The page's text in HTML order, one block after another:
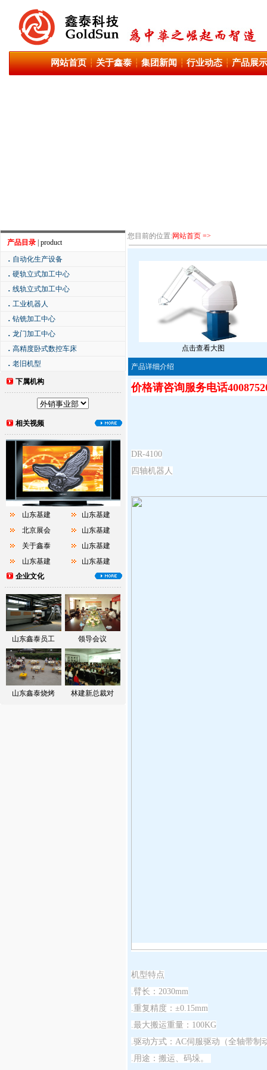
网站首页┆关于鑫泰┆集团新闻┆行业动态┆产品展
产品目录 | product
． 自动化生产设备
． 硬轨立式加工中心
． 线轨立式加工中心
． 工业机器人
． 钻铣加工中心
． 龙门加工中心
． 高精度卧式数控车床
． 老旧机型
下属机构
相关视频
山东基建
北京展会
关于鑫泰
山东基建
山东基建
山东基建
山东基建
山东基建
企业文化
山东鑫泰员工 领导会议
山东鑫泰烧烤 林建新总裁对
您目前的位置:网站首页 =>
点击查看大图
产品详细介绍
价格请咨询服务电话
DR-4100
四轴机器人
机型特点
.臂长：2030mm
.重复精度：±0.15mm
.最大搬运重量：100KG
.驱动方式：AC伺服驱动（全轴带制
.用途：搬运、码垛。